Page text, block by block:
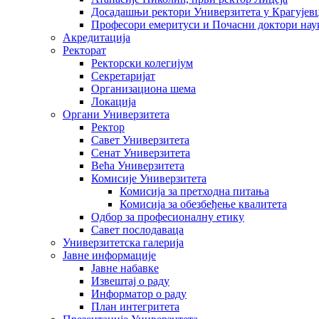
Досадашњи ректори Универзитета у
Професори емеритуси и Почасни доктори
Акредитација
Ректорат
Ректорски колегијум
Секретаријат
Организациона шема
Локација
Органи Универзитета
Ректор
Савет Универзитета
Сенат Универзитета
Већа Универзитета
Комисије Универзитета
Комисија за претходна питања
Комисија за обезбеђење квалитета
Одбор за професионалну етику
Савет послодаваца
Универзитетска галерија
Јавне информације
Јавне набавке
Извештај о раду
Информатор о раду
План интегритета